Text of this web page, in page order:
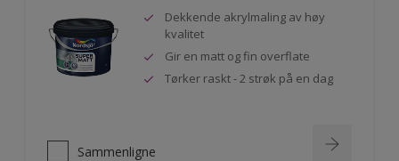
Dekkende akrylmaling av høy
kvalitet
Gir en matt og fin overflate
Tørker raskt - 2 strøk på en dag
Sammenligne